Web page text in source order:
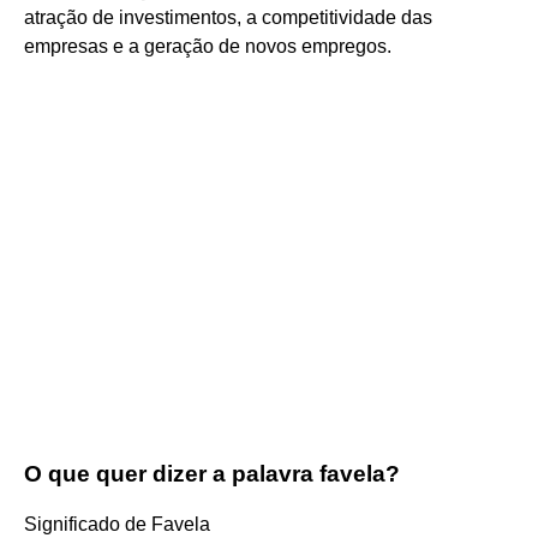
atração de investimentos, a competitividade das
empresas e a geração de novos empregos.
O que quer dizer a palavra favela?
Significado de Favela